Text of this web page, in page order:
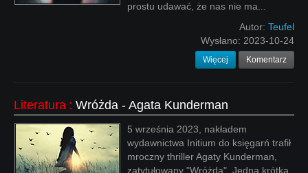
prostu udawać, że nas nie ma...
Autor: Teufel
Wysłano: 2023-10-24
Więcej Komentarz
Literatura : Wróżda - Agata Kunderman
5 września 2023, nakładem
wydawnictwa Initium do księgarń trafił
mroczny thriller Agaty Kunderman,
zatytułowany "Wróżda". Jedna krótka